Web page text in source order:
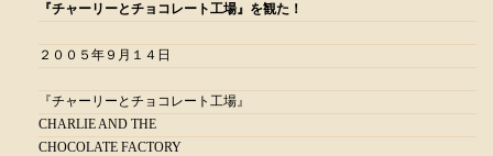
『チャーリーとチョコレート工場』を観た！
２００５年９月１４日
『チャーリーとチョコレート工場』
CHARLIE AND THE
CHOCOLATE FACTORY